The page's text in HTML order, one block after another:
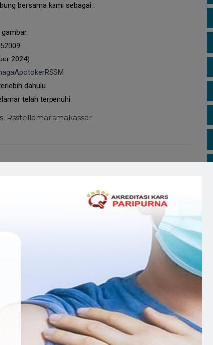
bersama kami sebagai :
2024)
dahulu
telah terpenuhi
, Rsstellamarismakassar